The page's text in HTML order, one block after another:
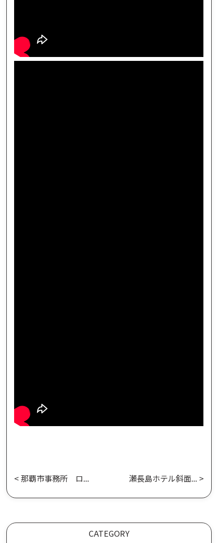
<那覇市事務所 ロ... 瀬長島ホテル斜面... >
CATEGORY